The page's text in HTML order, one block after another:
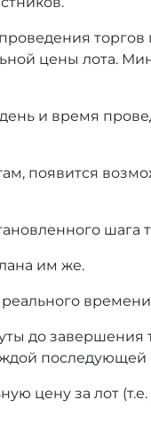
торгов
цены лота.
и время
появится
шага
им же.
до завершения
последующей
цену за лот